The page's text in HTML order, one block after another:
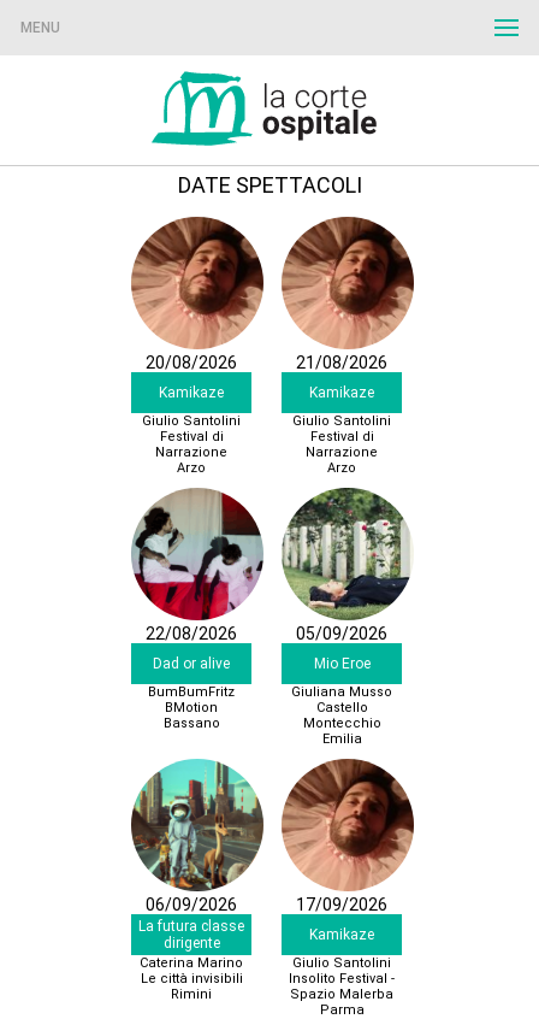
MENU
DATE SPETTACOLI
20/08/2026
Kamikaze
Giulio Santolini
Festival di
Narrazione
Arzo
21/08/2026
Kamikaze
Giulio Santolini
Festival di
Narrazione
Arzo
22/08/2026
Dad or alive
BumBumFritz
BMotion
Bassano
05/09/2026
Mio Eroe
Giuliana Musso
Castello
Montecchio
Emilia
06/09/2026
La futura classe
dirigente
Caterina Marino
Le città invisibili
Rimini
17/09/2026
Kamikaze
Giulio Santolini
Insolito Festival -
Spazio Malerba
Parma